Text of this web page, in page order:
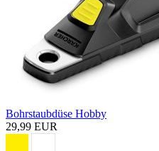
Bohrstaubdüse Hobby
29,99 EUR